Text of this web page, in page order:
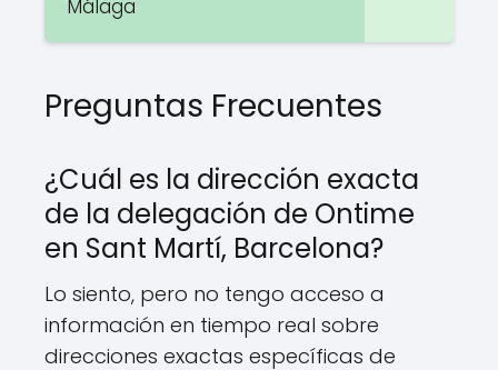
Málaga
Preguntas Frecuentes
¿Cuál es la dirección exacta
de la delegación de Ontime
en Sant Martí, Barcelona?
Lo siento, pero no tengo acceso a
información en tiempo real sobre
direcciones exactas específicas de